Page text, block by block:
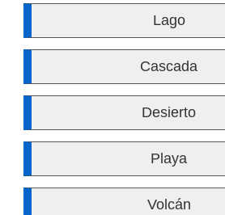
Lago
Cascada
Desierto
Playa
Volcán